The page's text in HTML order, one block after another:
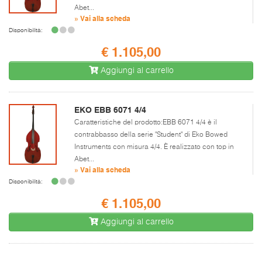
Abet...
» Vai alla scheda
Disponibilità:
€ 1.105,00
Aggiungi al carrello
EKO EBB 6071 4/4
Caratteristiche del prodotto:EBB 6071 4/4 è il
contrabbasso della serie "Student" di Eko Bowed
Instruments con misura 4/4. È realizzato con top in
Abet...
» Vai alla scheda
Disponibilità:
€ 1.105,00
Aggiungi al carrello